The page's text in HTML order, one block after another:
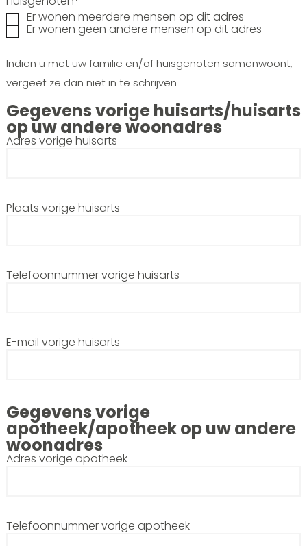
Er wonen meerdere mensen op dit adres
Er wonen geen andere mensen op dit adres
Indien u met uw familie en/of huisgenoten samenwoont,
vergeet ze dan niet in te schrijven
Gegevens vorige huisarts/huisarts
op uw andere woonadres
Adres vorige huisarts
Plaats vorige huisarts
Telefoonnummer vorige huisarts
E-mail vorige huisarts
Gegevens vorige
apotheek/apotheek op uw andere
woonadres
Adres vorige apotheek
Telefoonnummer vorige apotheek